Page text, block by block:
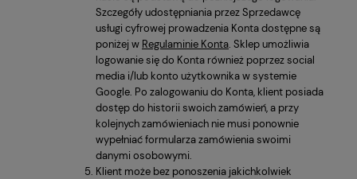
Szczegóły udostępniania przez Sprzedawcę
usługi cyfrowej prowadzenia Konta dostępne są
poniżej w Regulaminie Konta. Sklep umożliwia
logowanie się do Konta również poprzez social
media i/lub konto użytkownika w systemie
Google. Po zalogowaniu do Konta, klient posiada
dostęp do historii swoich zamówień, a przy
kolejnych zamówieniach nie musi ponownie
wypełniać formularza zamówienia swoimi
danymi osobowymi.
Klient może bez ponoszenia jakichkolwiek